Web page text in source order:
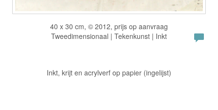
40 x 30 cm, © 2012, prijs op aanvraag
Tweedimensionaal | Tekenkunst | Inkt
Inkt, krijt en acrylverf op papier (ingelijst)